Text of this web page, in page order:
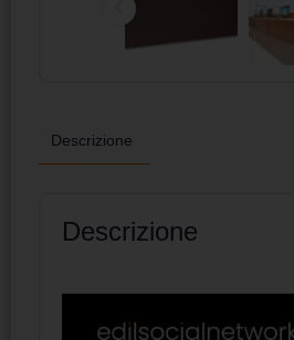
Descrizione
Descrizione